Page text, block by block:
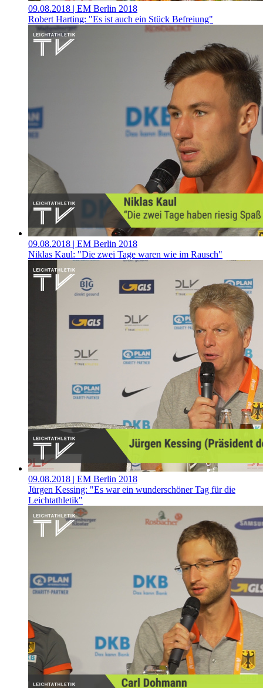
09.08.2018 | EM Berlin 2018
Robert Harting: "Es ist auch ein Stück Befreiung"
09.08.2018 | EM Berlin 2018
Niklas Kaul: "Die zwei Tage waren wie im Rausch"
09.08.2018 | EM Berlin 2018
Jürgen Kessing: "Es war ein wunderschöner Tag für die
Leichtathletik"